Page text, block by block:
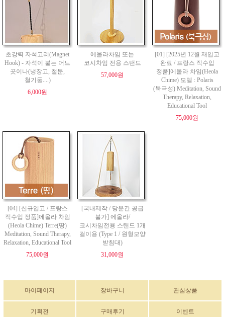
초강력 자석고리(Magnet
Hook) - 자석이 붙는 어느
곳이나(냉장고, 철문,
철기둥....)
6,000원
에올라차임 또는
코시차임 전용 스탠드
57,000원
[01] [2025년 12월 재입고
완료 / 프랑스 직수입
정품]에올라 차임(Heola
Chime) 모델 : Polaris
(북극성) Meditation, Sound
Therapy, Relaxation,
Educational Tool
75,000원
[04] [신규입고 / 프랑스
직수입 정품]에올라 차임
(Heola Chime) Terre(땅)
Meditation, Sound Therapy,
Relaxation, Educational Tool
75,000원
[국내제작 / 당분간 공급
불가] 에올라/
코시차임전용 스탠드 1개
걸이용 (Type 1 / 원형모양
받침대)
31,000원
마이페이지 장바구니 관심상품
기획전 구매후기 이벤트